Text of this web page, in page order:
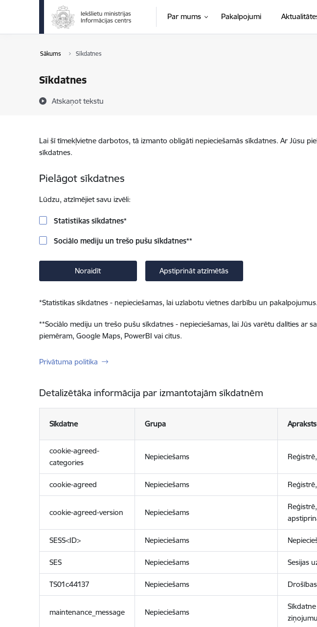
Pāriet uz lapas saturu
Par mums Pakalpojumi
Sākums Sīkdatnes
Sīkdatnes
Atskaņot tekstu
Lai šī tīmekļvietne darbotos, tā izmanto obligāti nepieciešamās sīkdatnes. Ar Jūsu
sīkdatnes.
Pielāgot sīkdatnes
Lūdzu, atzīmējiet savu izvēli:
Statistikas sīkdatnes*
Sociālo mediju un trešo pušu sīkdatnes**
Noraidīt Apstiprināt atzīmētās
*Statistikas sīkdatnes - nepieciešamas, lai uzlabotu vietnes darbību un pakalpojumus.
**Sociālo mediju un trešo pušu sīkdatnes - nepieciešamas, lai Jūs varētu dalīties ar
piemēram, Google Maps, PowerBI vai citus.
Privātuma politika
Detalizētāka informācija par izmantotajām sīkdatnēm
Sīkdatne Grupa Apraksts
cookie-agreed-
categories
Nepieciešams
cookie-agreed Nepieciešams
cookie-agreed-version Nepieciešams
SESS<ID> Nepieciešams
SES Nepieciešams Sesijas
TS01c44137 Nepieciešams
maintenance_message Nepieciešams